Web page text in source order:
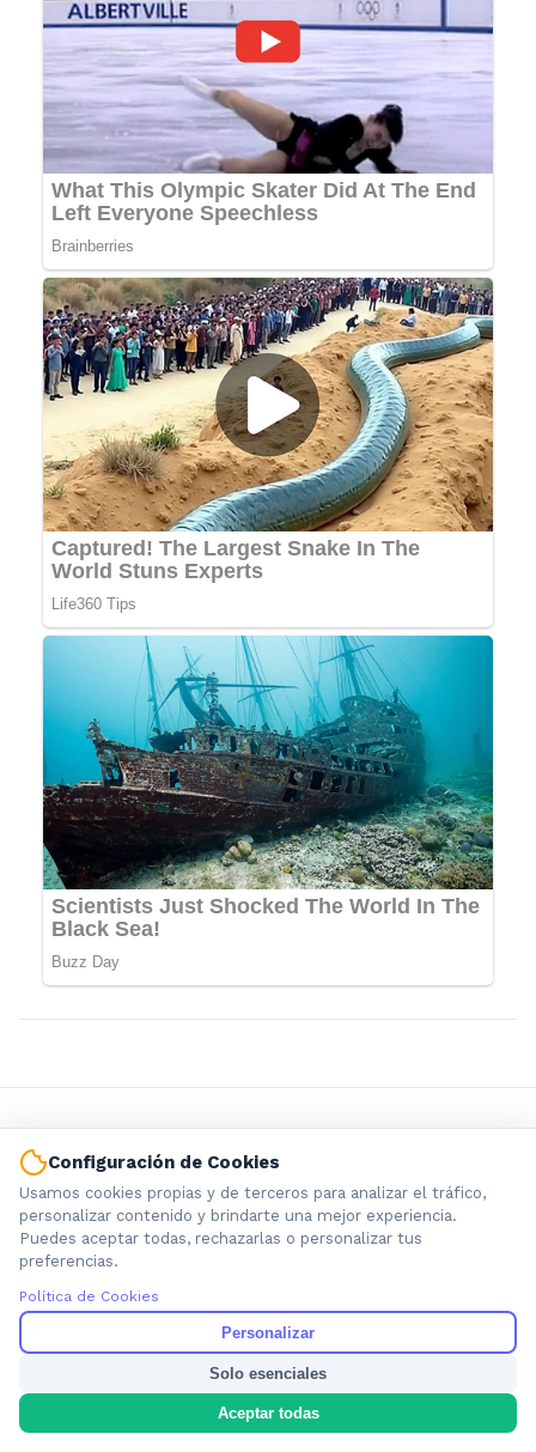
Información local que importa. Noticias de Ensenada, La
Nosotros
Cookies
Configuración de Cookies
Usamos cookies propias y de terceros para analizar el tráfico,
personalizar contenido y brindarte una mejor experiencia.
Puedes aceptar todas, rechazarlas o personalizar tus
preferencias.
Política de Cookies
Personalizar
Solo esenciales
Aceptar todas